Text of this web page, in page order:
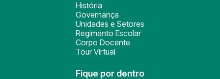
História
Governança
Unidades e Setores
Regimento Escolar
Corpo Docente
Tour Virtual
Fique por dentro